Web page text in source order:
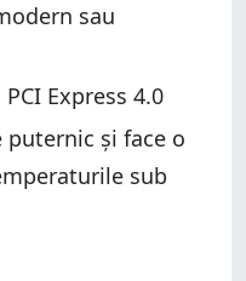
sau
Express 4.0
puternic și face o
sub